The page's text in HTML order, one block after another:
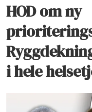
HOD om ny
i hele